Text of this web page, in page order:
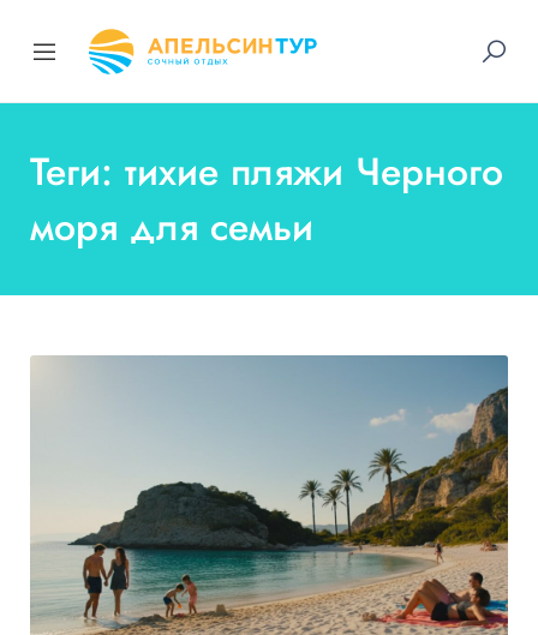
Теги: тихие пляжи Черного
моря для семьи